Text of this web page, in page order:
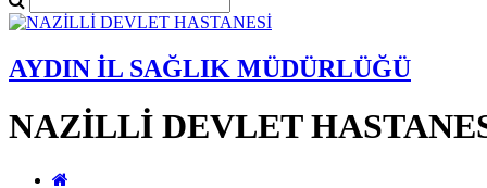
AYDIN İL SAĞLIK MÜDÜRLÜĞÜ
NAZİLLİ DEVLET